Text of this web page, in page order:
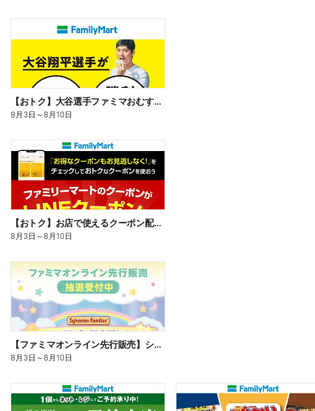
【おトク】大谷選手ファミマおむすび割
8月3日 ～8月10日
【おトク】お店で使えるクーポン配信中
8月3日 ～8月10日
【ファミマオンライン先行販売】シルバニアファミリー
8月3日 ～8月10日